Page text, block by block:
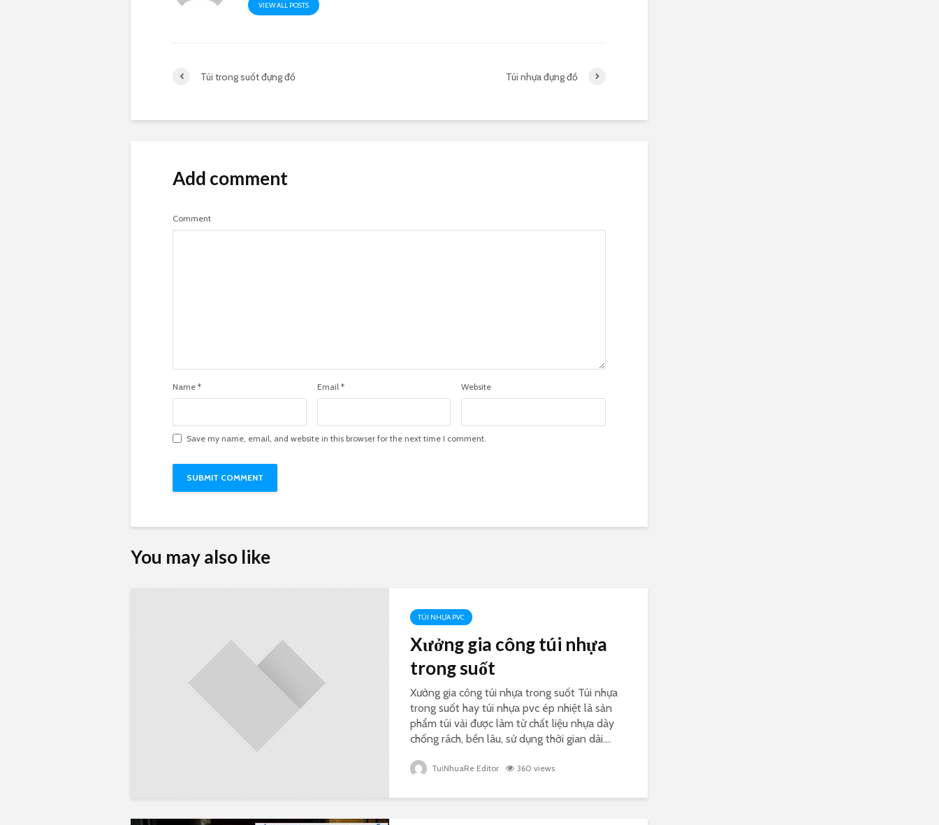
VIEW ALL POSTS
Túi trong suốt đựng đồ Túi nhựa đựng đồ
Add comment
Comment
Name * Email * Website
Save my name, email, and website in this browser for the next time I comment.
You may also like
TÚI NHỰA PVC
Xưởng gia công túi nhựa
trong suốt
Xưởng gia công túi nhựa trong suốt Túi nhựa
trong suốt hay túi nhựa pvc ép nhiệt là sản
phẩm túi vải được làm từ chất liệu nhựa dày
chống rách, bền lâu, sử dụng thời gian dài....
TuiNhuaRe Editor 360 views